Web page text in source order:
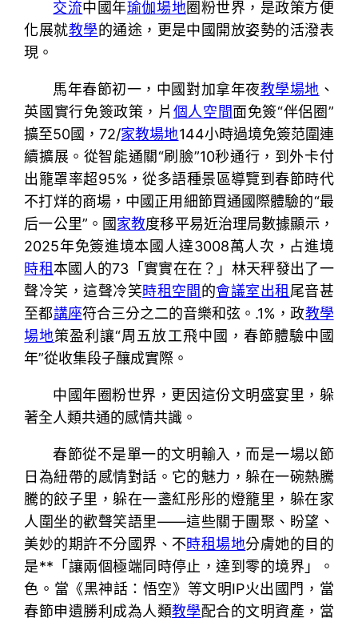
交流中國年瑜伽場地圈粉世界，是政策方便
化展就教學的通途，更是中國開放姿勢的活潑表
現。
馬年春節初一，中國對加拿年夜教學場地 、
英國實行免簽政策，片 個人空間面免簽“伴侶圈”
擴至50國，72/家教場地144小時過境免簽范圍連
續擴展。從智能通關“刷臉”10秒通行，到外卡付
出籠罩率超95%，從多語種景區導覽到春節時代
不打烊的商場，中國正用細節買通國際體驗的“最
后一公里”。國家教度移平易近治理局數據顯示，
2025年免簽進境本國人達3008萬人次，占進境
時租本國人的73「實實在在？」林天秤發出了一
聲冷笑，這聲冷笑時租空間的會議室出租 尾音甚
至都講座符合三分之二的音樂和弦。.1%，政教學
場地策盈利讓“周五放工飛中國，春節體驗中國
年”從收集段子釀成實際。
中國年圈粉世界，更因這份文明盛宴里，躲
著全人類共通的感情共識。
春節從不是單一的文明輸入，而是一場以節
日為紐帶的感情對話。它的魅力，躲在一碗熱騰
騰的餃子里，躲在一盞紅彤彤的燈籠里，躲在家
人圍坐的歡聲笑語里——這些關于團聚、盼望、
美妙的期許不分國界、不時租場地分膚她的目的
是**「讓兩個極端同時停止，達到零的境界」。
色。當《黑神話：悟空》等文明IP火出國門，當
春節申遺勝利成為人類教學配合的文明資產，當